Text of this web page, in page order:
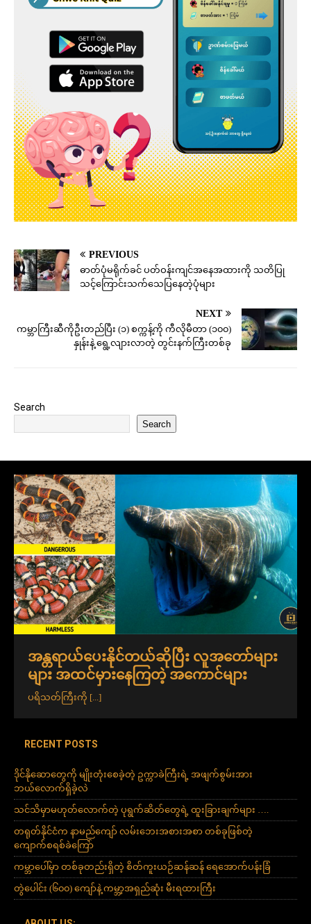
PREVIOUS
ဓာတ်ပုံမရိုက်ခင် ပတ်ဝန်းကျင်အနေအထားကို သတိပြု
သင့်ကြောင်းသက်သေပြနေတဲ့ပုံများ
NEXT
ကမ္ဘာကြီးဆီကိုဦးတည်ပြီး (၁) စက္ကန့်ကို ကီလိုမီတာ (၁၀၀)
နှုန်းနဲ့ ရွေ့လျားလာတဲ့ တွင်းနက်ကြီးတစ်ခု
Search
Search
အန္တရာယ်ပေးနိုင်တယ်ဆိုပြီး လူအတော်များ
များ အထင်မှားနေကြတဲ့ အကောင်များ
ပရိသတ်ကြီးကို [...]
RECENT POSTS
ဒိုင်နိုဆောတွေကို မျိုးတုံးစေခဲ့တဲ့ ဥက္ကာခဲကြီးရဲ့ အဖျက်စွမ်းအား
ဘယ်လောက်ရှိခဲ့လဲ
သင်သိမှာမဟုတ်လောက်တဲ့ ပုရွက်ဆိတ်တွေရဲ့ ထူးခြားချက်များ ….
တရုတ်နိုင်ငံက နာမည်ကျော် လမ်းဘေးအစားအစာ တစ်ခုဖြစ်တဲ့
ကျောက်စရစ်ခဲကြော်
ကမ္ဘာပေါ်မှာ တစ်ခုတည်းရှိတဲ့ စိတ်ကူးယဉ်ဆန်ဆန် ရေအောက်ပန်းခြံ
တွဲပေါင်း (၆၀၀) ကျော်နဲ့ ကမ္ဘာ့အရှည်ဆုံး မီးရထားကြီး